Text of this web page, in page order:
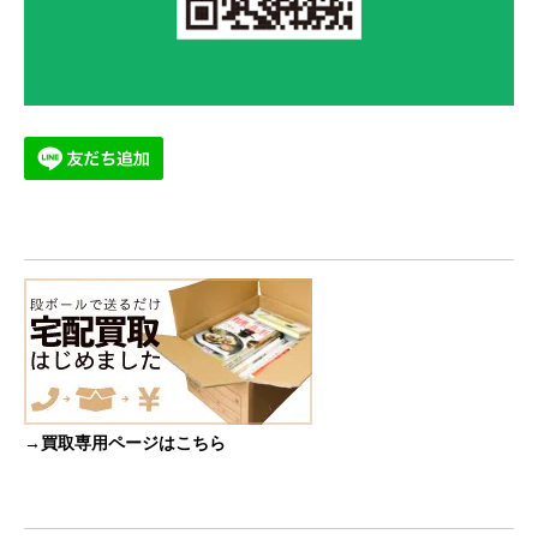
→買取専用ページはこちら